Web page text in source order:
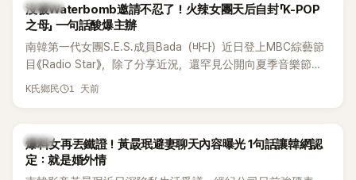
當年情況，李智惠終於鬆口坦言，當時確實被質疑動過隆胸手
術。她回憶：「拍了比基尼照片之後，就開始被說是不是去隆乳
了。」為了澄清誤會，她只好親自站出來說清楚。 李智惠進一步
解釋，當時隆胸手術幾乎只有「腋下切開」一種方式，「所以我就
想，既然一直說我有做，那我乾脆把腋下給大家看，證明我根
召開了一場泳裝記者招待會。當時她穿著比基尼站在一排攝影
機前，面對媒體擺出各種姿勢，畫面至今仍被網友津津樂道。
這段為平息爭議、直接公開腋下畫面自證清白的往事再度被提
K-POP
沒被Waterbomb邀請不忍了！火辣女團天后自封「K-POP
之母」 一句話酸爆主辦
南韓第一代女團S.E.S.成員Bada（바다）近日登上MBC綜藝節
目《Radio Star》，除了分享近況，還罕見公開向夏季音樂節
Waterbomb喊話，笑稱自己至今從未受邀演出，更幽默表示：
K氏鄉民 1 天前
韓星
爆料女再丟鐵證！黃晸珉避妻聊天內容曝光 1句話讓韓網認
定：就是婚外情